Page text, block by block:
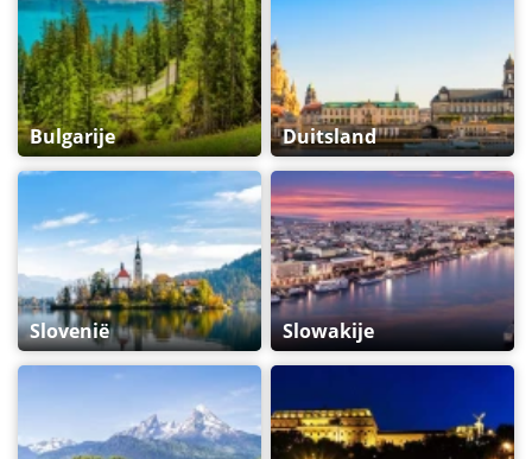
Bulgarije Duitsland
Slovenië Slowakije